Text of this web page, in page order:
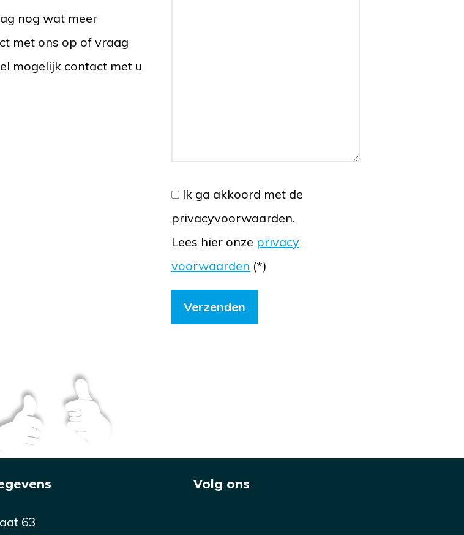
nog wat meer
met ons op of vraag
mogelijk contact met u
Ik ga akkoord met de
privacyvoorwaarden.
Lees hier onze privacy
voorwaarden (*)
63
Volg ons